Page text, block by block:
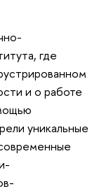
где
и о работе
уникальные